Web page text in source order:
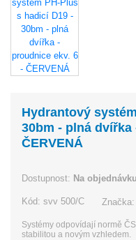
Hydrantový
30bm - plná
ČERVENÁ
Dostupnost: Na
Kód:svv 500/C Značka:
Systémy odpovídají normě
stabilitou a novým vzhledem.